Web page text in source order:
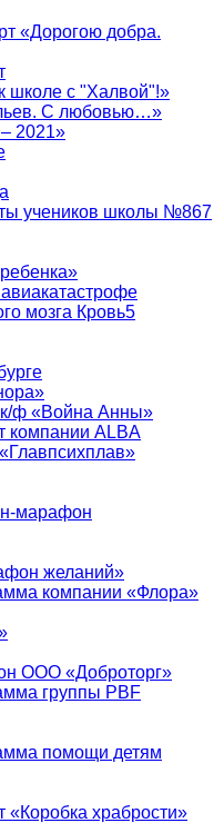
«Дорогою добра.
школе с "Халвой"!»
С любовью…»
2021»
учеников школы №867
мозга Кровь5
к/ф «Война Анны»
компании ALBA
желаний»
компании «Флора»
ООО «Доброторг»
группы PBF
помощи детям
«Коробка храбрости»